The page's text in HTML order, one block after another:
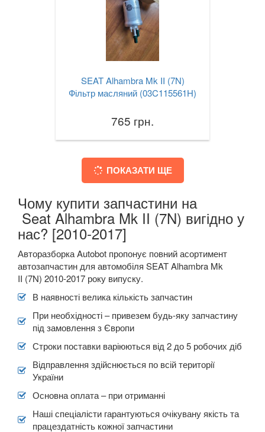
SEAT Alhambra Mk II (7N)
Фільтр масляний (03C115561H)
765 грн.
ПОКАЗАТИ ЩЕ
Чому купити запчастини на
Seat Alhambra Mk II (7N) вигідно у
нас? [2010-2017]
Авторазборка Autobot пропонує повний асортимент
автозапчастин для автомобіля SEAT Alhambra Mk
II (7N) 2010-2017 року випуску.
В наявності велика кількість запчастин
При необхідності – привезем будь-яку запчастину
під замовлення з Європи
Строки поставки варіюються від 2 до 5 робочих діб
Відправлення здійснюється по всій території
України
Основна оплата – при отриманні
Наші спеціалісти гарантуються очікувану якість та
працездатність кожної запчастини